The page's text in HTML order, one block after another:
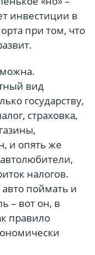
инвестиции в
при том, что
вид
государству,
страховка,
и опять же
налогов.
поймать и
– вот он, в
правило